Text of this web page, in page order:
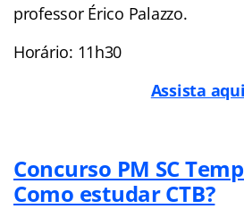
professor Érico Palazzo.
Horário: 11h30
Assista
Concurso PM SC
Como estudar CTB?